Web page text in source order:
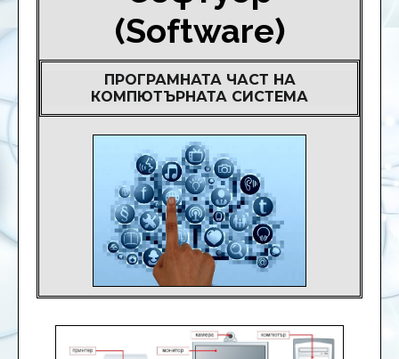
(Software)
ПРОГРАМНАТА ЧАСТ НА
КОМПЮТЪРНАТА СИСТЕМА